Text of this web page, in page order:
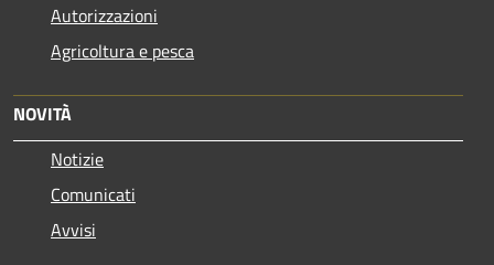
Autorizzazioni
Agricoltura e pesca
NOVITÀ
Notizie
Comunicati
Avvisi